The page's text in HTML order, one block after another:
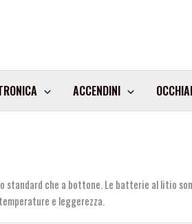
ACCENDINI
che a bottone. Le batterie al litio
e leggerezza.